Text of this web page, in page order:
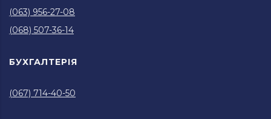
(063) 956-27-08
(068) 507-36-14
БУХГАЛТЕРІЯ
(067) 714-40-50